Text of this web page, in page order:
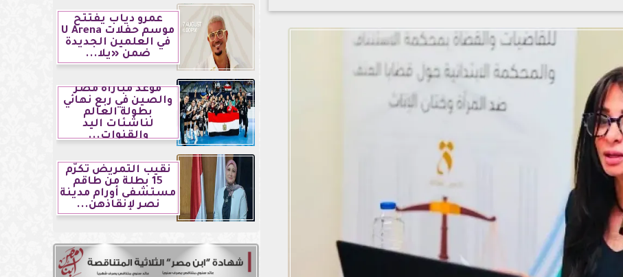
عمرو دياب يفتتح
موسم حفلات U Arena
في العلمين الجديدة
ضمن «يلا...
موعد مباراة مصر
والصين في ربع نهائي
بطولة العالم
لناشئات اليد
والقنوات...
نقيب التمريض تكرّم
15 بطلة من طاقم
مستشفى أورام مدينة
نصر لإنقاذهن...